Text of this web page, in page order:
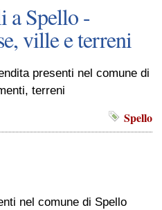
a Spello -
ville e terreni
presenti nel comune di
terreni
Spello
nel comune di Spello